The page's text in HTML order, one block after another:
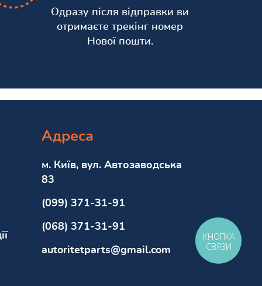
Одразу після відправки ви
отримаєте трекінг номер
Нової пошти.
Адреса
м. Київ, вул. Автозаводська
83
(099) 371-31-91
(068) 371-31-91
autoritetparts@gmail.com
КНОПКА
СВЯЗИ